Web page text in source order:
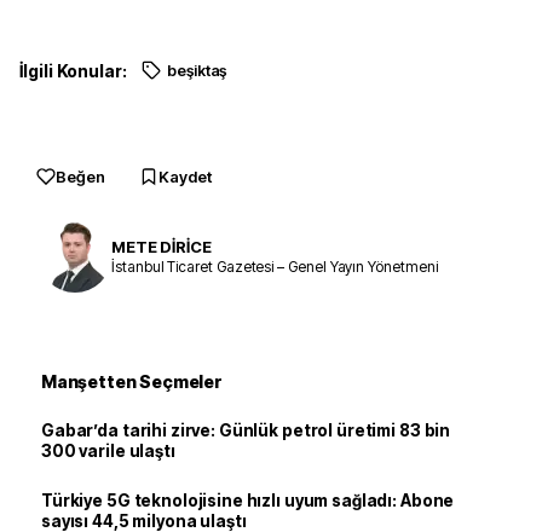
İlgili Konular: beşiktaş
Beğen Kaydet
METE DİRİCE
İstanbul Ticaret Gazetesi – Genel Yayın Yönetmeni
Manşetten Seçmeler
Gabar’da tarihi zirve: Günlük petrol üretimi 83 bin
300 varile ulaştı
Türkiye 5G teknolojisine hızlı uyum sağladı: Abone
sayısı 44,5 milyona ulaştı